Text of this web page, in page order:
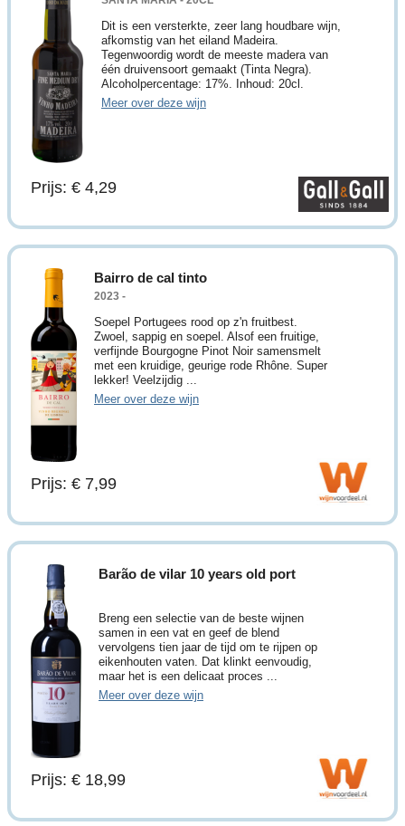
Dit is een versterkte, zeer lang houdbare wijn,
afkomstig van het eiland Madeira.
Tegenwoordig wordt de meeste madera van
één druivensoort gemaakt (Tinta Negra).
Alcoholpercentage: 17%. Inhoud: 20cl.
Meer over deze wijn
Prijs: € 4,29
Bairro de cal tinto
2023 -
Soepel Portugees rood op z'n fruitbest.
Zwoel, sappig en soepel. Alsof een fruitige,
verfijnde Bourgogne Pinot Noir samensmelt
met een kruidige, geurige rode Rhône. Super
lekker! Veelzijdig ...
Meer over deze wijn
Prijs: € 7,99
Barão de vilar 10 years old port
Breng een selectie van de beste wijnen
samen in een vat en geef de blend
vervolgens tien jaar de tijd om te rijpen op
eikenhouten vaten. Dat klinkt eenvoudig,
maar het is een delicaat proces ...
Meer over deze wijn
Prijs: € 18,99